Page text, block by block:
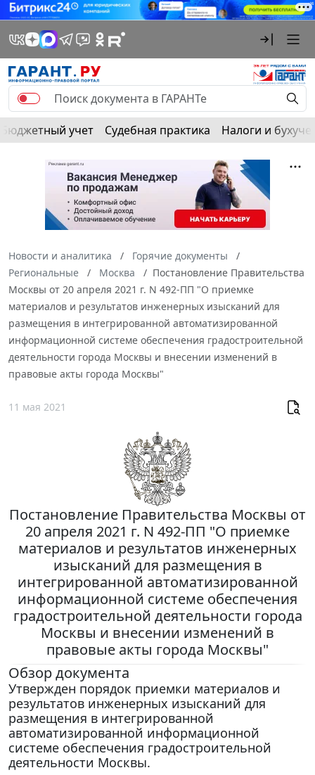
Бюджетный учет Судебная практика Налоги и
Новости и аналитика
Горячие документы
Региональные
Москва
Постановление Правительства
Москвы от 20 апреля 2021 г. N 492-ПП "О приемке
материалов и результатов инженерных изысканий для
размещения в интегрированной автоматизированной
информационной системе обеспечения градостроительной
деятельности города Москвы и внесении изменений в
правовые акты города Москвы"
11 мая 2021
Постановление Правительства Москвы от
20 апреля 2021 г. N 492-ПП "О приемке
материалов и результатов инженерных
изысканий для размещения в
интегрированной автоматизированной
информационной системе обеспечения
градостроительной деятельности города
Москвы и внесении изменений в
правовые акты города Москвы"
Обзор документа
Утвержден порядок приемки материалов и
результатов инженерных изысканий для
размещения в интегрированной
автоматизированной информационной
системе обеспечения градостроительной
деятельности Москвы.